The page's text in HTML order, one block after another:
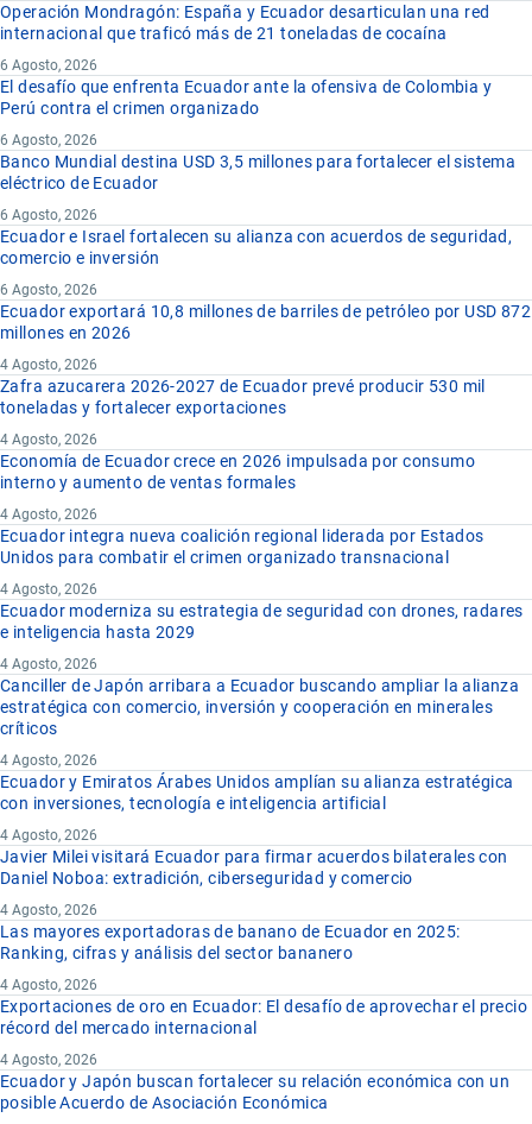
Operación Mondragón: España y Ecuador desarticulan una red
internacional que traficó más de 21 toneladas de cocaína
6 Agosto, 2026
El desafío que enfrenta Ecuador ante la ofensiva de Colombia y
Perú contra el crimen organizado
6 Agosto, 2026
Banco Mundial destina USD 3,5 millones para fortalecer el sistema
eléctrico de Ecuador
6 Agosto, 2026
Ecuador e Israel fortalecen su alianza con acuerdos de seguridad,
comercio e inversión
6 Agosto, 2026
Ecuador exportará 10,8 millones de barriles de petróleo por USD 872
millones en 2026
4 Agosto, 2026
Zafra azucarera 2026-2027 de Ecuador prevé producir 530 mil
toneladas y fortalecer exportaciones
4 Agosto, 2026
Economía de Ecuador crece en 2026 impulsada por consumo
interno y aumento de ventas formales
4 Agosto, 2026
Ecuador integra nueva coalición regional liderada por Estados
Unidos para combatir el crimen organizado transnacional
4 Agosto, 2026
Ecuador moderniza su estrategia de seguridad con drones, radares
e inteligencia hasta 2029
4 Agosto, 2026
Canciller de Japón arribara a Ecuador buscando ampliar la alianza
estratégica con comercio, inversión y cooperación en minerales
críticos
4 Agosto, 2026
Ecuador y Emiratos Árabes Unidos amplían su alianza estratégica
con inversiones, tecnología e inteligencia artificial
4 Agosto, 2026
Javier Milei visitará Ecuador para firmar acuerdos bilaterales con
Daniel Noboa: extradición, ciberseguridad y comercio
4 Agosto, 2026
Las mayores exportadoras de banano de Ecuador en 2025:
Ranking, cifras y análisis del sector bananero
4 Agosto, 2026
Exportaciones de oro en Ecuador: El desafío de aprovechar el precio
récord del mercado internacional
4 Agosto, 2026
Ecuador y Japón buscan fortalecer su relación económica con un
posible Acuerdo de Asociación Económica